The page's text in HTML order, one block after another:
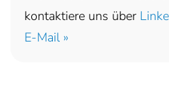
kontaktiere uns über
E-Mail »